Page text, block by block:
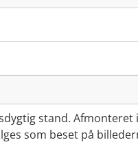
stand. Afmonteret i
som beset på